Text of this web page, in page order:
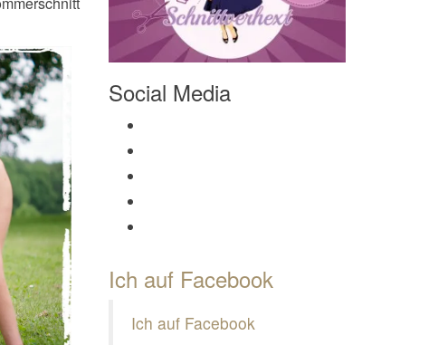
Social Media
Ich auf Facebook
Ich auf Facebook